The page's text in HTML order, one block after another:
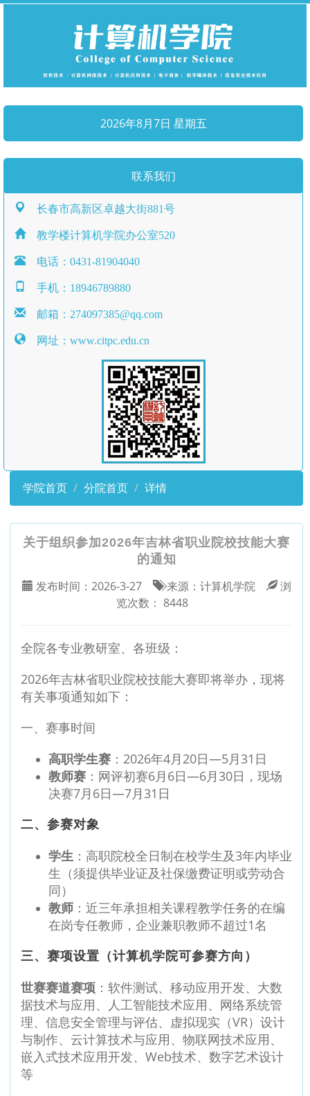
2026年8月7日 星期五
联系我们
长春市高新区卓越大街881号
教学楼计算机学院办公室520
电话：0431-81904040
手机：18946789880
邮箱：274097385@qq.com
网址：www.citpc.edu.cn
学院首页 分院首页 详情
关于组织参加2026年吉林省职业院校技能大赛
的通知
发布时间： 2026-3-27 来源： 计算机学院
浏
览次数： 8448
全院各专业教研室、各班级：
2026年吉林省职业院校技能大赛即将举办，现将
有关事项通知如下：
一、赛事时间
高职学生赛 ：2026年4月20日—5月31日
教师赛 ：网评初赛6月6日—6月30日，现场
决赛7月6日—7月31日
二、参赛对象
学生 ：高职院校全日制在校学生及3年内毕业
生（须提供毕业证及社保缴费证明或劳动合
同）
教师 ：近三年承担相关课程教学任务的在编
在岗专任教师，企业兼职教师不超过1名
三、赛项设置（计算机学院可参赛方向）
世赛赛道赛项 ：软件测试、移动应用开发、大数
据技术与应用、人工智能技术应用、网络系统管
理、信息安全管理与评估、虚拟现实（VR）设计
与制作、云计算技术与应用、物联网技术应用、
嵌入式技术应用开发、Web技术、数字艺术设计
等